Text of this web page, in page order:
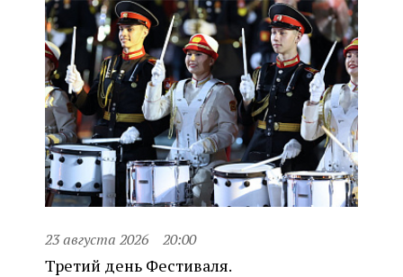
23 августа 2026 20:00
Третий день Фестиваля.